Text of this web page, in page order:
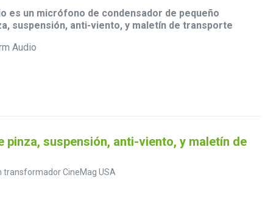
es un micrófono de condensador de pequeño
suspensión, anti-viento, y maletín de transporte
suspensión, anti-viento, y maletín de
transformador CineMag USA